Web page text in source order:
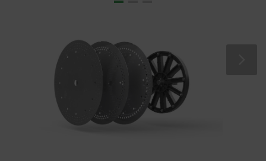
essere sostituiti in modo semplice e veloce. I dischi di
semina vengono inseriti sui 12 perni della ruota di
trascinamento. Le punte dei perni di trascinamento
fungono anche da agitatore aggiuntivo nella camera di
pescaggio della semente.